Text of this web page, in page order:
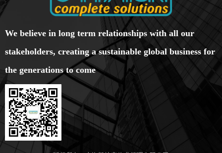
We believe in long term relationships with all our
stakeholders, creating a sustainable global business for
the generations to come